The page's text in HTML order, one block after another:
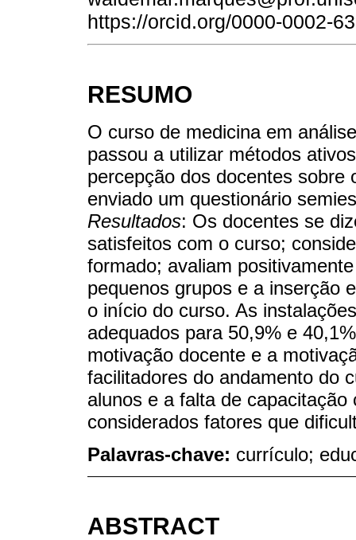
https://orcid.org/0000-0002-
RESUMO
O curso de medicina em
passou a utilizar métodos
percepção dos docentes
enviado um questionário
Resultados: Os docentes se
satisfeitos com o curso;
formado; avaliam
pequenos grupos e a inserção
o início do curso. As
adequados para 50,9% e
motivação docente e a
facilitadores do andamento do
alunos e a falta de
considerados fatores que
Palavras-chave: currículo;
ABSTRACT